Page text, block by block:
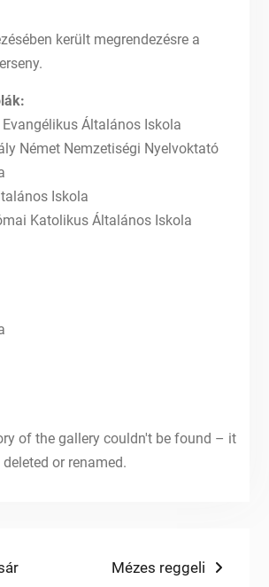
került megrendezésre a
Evangélikus Általános Iskola
Német Nemzetiségi Nyelvoktató
Iskola
Katolikus Általános Iskola
of the gallery couldn't be found – it
or renamed.
Next
Mézes reggeli